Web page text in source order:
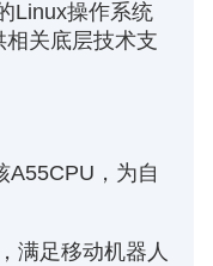
Linux操作系统
关底层技术支
A55CPU，为自
满足移动机器人